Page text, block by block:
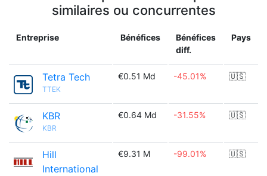
similaires ou concurrentes
Entreprise Bénéfices
Bénéfices
diff.
Pays
Tetra Tech
TTEK
€0.51 Md -45.01% 🇺🇸
KBR
KBR
€0.64 Md -31.55% 🇺🇸
Hill
International
€9.31 M -99.01% 🇺🇸